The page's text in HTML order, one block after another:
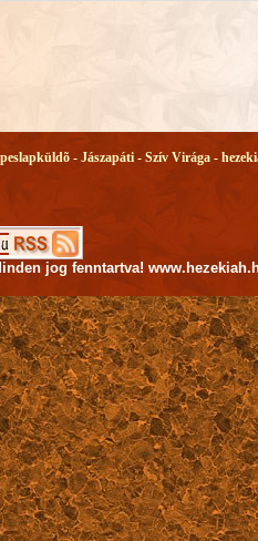
- Jászapáti - Szív Virága -
jog fenntartva!